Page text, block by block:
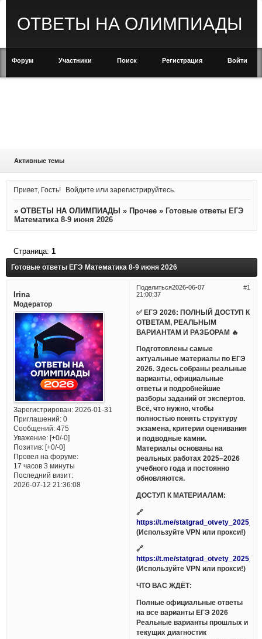
ОТВЕТЫ НА ОЛИМПИАДЫ
Форум Участники Поиск Регистрация Войти
Активные темы
Привет, Гость! Войдите илизарегистрируйтесь
» ОТВЕТЫ НА ОЛИМПИАДЫ » Прочее » Готовые ответы ЕГЭ
Математика 8-9 июня 2026
Готовые ответы ЕГЭ Математика 8-9 июня 2026
Страница: 1
Поделиться 1
2026-06-07
21:00:37
Irina
Модератор
Зарегистрирован: 2026-01-31
Приглашений:0
Сообщений:475
Уважение: [+0/-0]
Позитив: [+0/-0]
Провел на форуме:
17 часов 3 минуты
Последний визит:
2026-07-12 21:36:08
✅ ЕГЭ 2026: ПОЛНЫЙ ДОСТУП К
ОТВЕТАМ, РЕАЛЬНЫМ
ВАРИАНТАМ И РАЗБОРАМ 🔥
Подготовлены самые
актуальные материалы по ЕГЭ
2026. Здесь собраны реальные
варианты, официальные
ответы и подробнейшие
разборы заданий от экспертов.
Всё, что нужно, чтобы
полностью понять структуру
экзамена, критерии оценивания
и подводные камни.
Материалы основаны на
реальных работах 2025–2026
учебного года и постоянно
обновляются.
ДОСТУП К МАТЕРИАЛАМ:
🔗
https://t.me/
(Используйте VPN или прокси!)
🔗
https://t.me/
(Используйте VPN или прокси!)
ЧТО ВАС ЖДЁТ:
Полные официальные ответы
на все варианты ЕГЭ 2026
Реальные варианты прошлых и
текущих диагностик